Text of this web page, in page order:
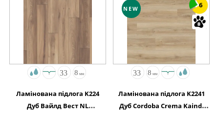
Ламінована підлога K224
Дуб Вайлд Вест NL
NEW 6
Ламінована підлога K2241
Дуб Cordoba Crema Kaindl